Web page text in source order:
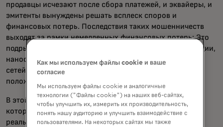
продавцы исчезают после сбора платежей, и эквайеры, и
эмитенты вынуждены решать всплеск споров и
финансовых потерь. Последствия таких мошенничеств
выходят за рамки немедленных финансовых потерь; Это
подрывает доверие потребителей к цифровой коммерции,
наносит ущерб репутации финансовых учреждений и
сетей, а также ставит легальные бизнесы в невыгодное
положение для конкурентов.
В этой белой книге рассматриваются трудности, с
которыми сталкиваются мошеннические торговцы, с
реальными примерами и акцентом на стандарты
Как мы используем файлы cookie и ваше
согласие
Мы используем файлы cookie и аналогичные
технологии ("Файлы cookie") на наших веб-сайтах,
чтобы улучшить их, измерить их производительность,
понять нашу аудиторию и улучшить взаимодействие с
пользователями. На некоторых сайтах мы также